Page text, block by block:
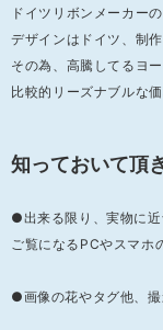
ドイツリボンメーカー
デザインはドイツ、制
その為、高騰してるヨ
比較的リーズナブルな
知っておいて頂
●出来る限り、実物に近
ご覧になるPCやスマホ
●画像の花やタグ他、撮